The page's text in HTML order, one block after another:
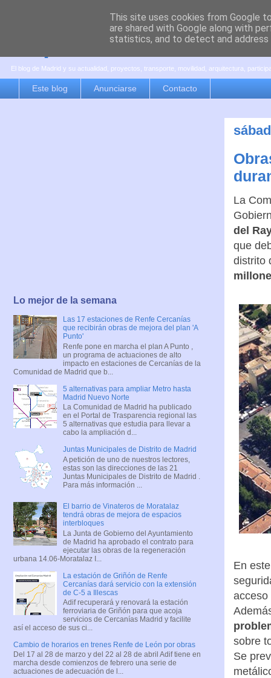
es por madrid
El blog de Madrid y su actualidad, proyectos, transporte, movilidad, arquitectura,
Este blog Anunciarse Contacto
La
del
que
distrito
En
acceso
sobre
Se
Lo mejor de la semana
Las 17 estaciones de Renfe Cercanías
que recibirán obras de mejora del plan 'A
Punto'
Renfe pone en marcha el plan A Punto ,
un programa de actuaciones de alto
impacto en estaciones de Cercanías de la
Comunidad de Madrid que b...
5 alternativas para ampliar Metro hasta
Madrid Nuevo Norte
La Comunidad de Madrid ha publicado
en el Portal de Trasparencia regional las
5 alternativas que estudia para llevar a
cabo la ampliación d...
Juntas Municipales de Distrito de Madrid
A petición de uno de nuestros lectores,
estas son las direcciones de las 21
Juntas Municipales de Distrito de Madrid .
Para más información ...
El barrio de Vinateros de Moratalaz
tendrá obras de mejora de espacios
interbloques
La Junta de Gobierno del Ayuntamiento
de Madrid ha aprobado el contrato para
ejecutar las obras de la regeneración
urbana 14.06-Moratalaz I...
La estación de Griñón de Renfe
Cercanías dará servicio con la extensión
de C-5 a Illescas
Adif recuperará y renovará la estación
ferroviaria de Griñón para que acoja
servicios de Cercanías Madrid y facilite
así el acceso de sus ci...
Cambio de horarios en trenes Renfe de León por obras
Del 17 al 28 de marzo y del 22 al 28 de abril Adif tiene en
marcha desde comienzos de febrero una serie de
actuaciones de adecuación de l...
This site uses cookies from Google
are shared with Google along with
statistics, and to detect and address